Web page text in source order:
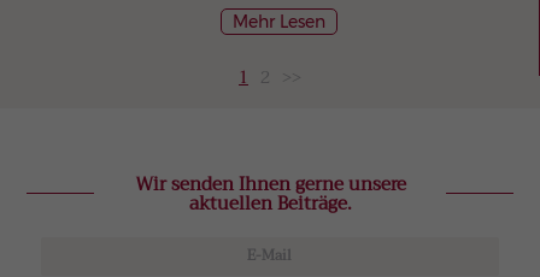
Mehr Lesen
1 2 >>
Wir senden Ihnen gerne unsere
aktuellen Beiträge.